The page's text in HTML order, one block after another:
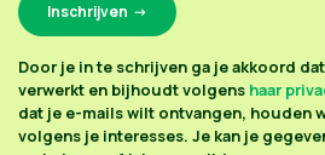
Door je in te schrijven ga je akkoord
verwerkt en bijhoudt volgens haar
dat je e-mails wilt ontvangen, houden
volgens je interesses. Je kan je